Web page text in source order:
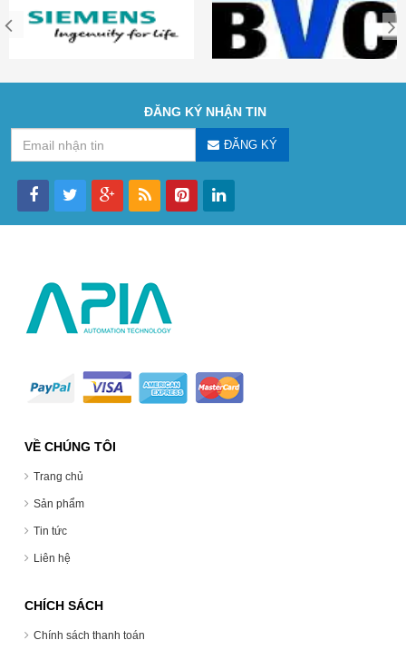
ĐĂNG KÝ NHẬN TIN
ĐĂNG KÝ
VỀ CHÚNG TÔI
Trang chủ
Sản phẩm
Tin tức
Liên hệ
CHÍCH SÁCH
Chính sách thanh toán